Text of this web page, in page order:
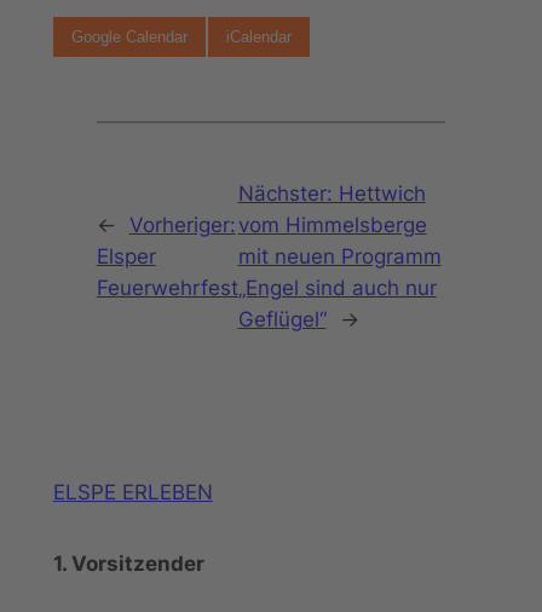
Google Calendar iCalendar
←
Vorheriger:
Elsper
Feuerwehrfest
Nächster: Hettwich
vom Himmelsberge
mit neuen Programm
„Engel sind auch nur
Geflügel“
→
ELSPE ERLEBEN
1. Vorsitzender